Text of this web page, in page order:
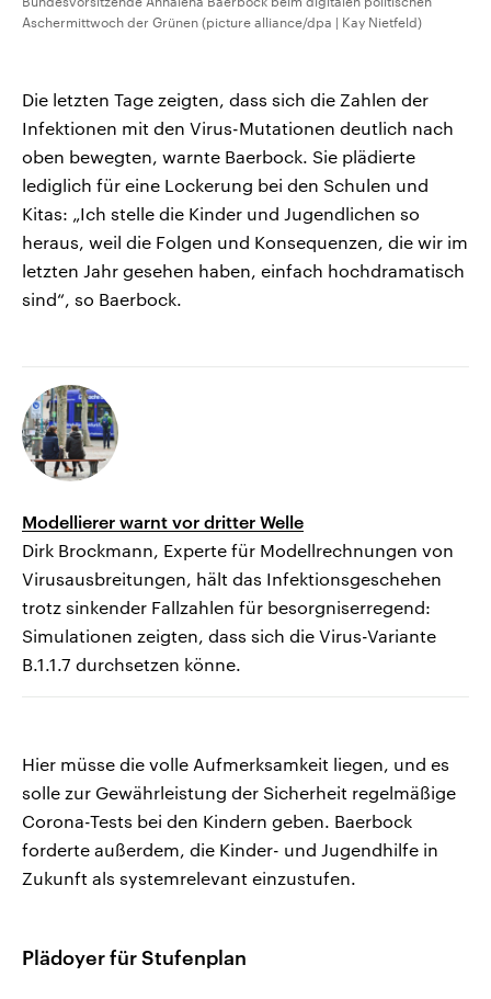
Aschermittwoch der Grünen (picture alliance/dpa | Kay Nietfeld)
Die letzten Tage zeigten, dass sich die Zahlen der
Infektionen mit den Virus-Mutationen deutlich nach
oben bewegten, warnte Baerbock. Sie plädierte
lediglich für eine Lockerung bei den Schulen und
Kitas: „Ich stelle die Kinder und Jugendlichen so
heraus, weil die Folgen und Konsequenzen, die wir im
letzten Jahr gesehen haben, einfach hochdramatisch
sind“, so Baerbock.
Modellierer warnt vor dritter Welle
Dirk Brockmann, Experte für Modellrechnungen von
Virusausbreitungen, hält das Infektionsgeschehen
trotz sinkender Fallzahlen für besorgniserregend:
Simulationen zeigten, dass sich die Virus-Variante
B.1.1.7 durchsetzen könne.
Hier müsse die volle Aufmerksamkeit liegen, und es
solle zur Gewährleistung der Sicherheit regelmäßige
Corona-Tests bei den Kindern geben. Baerbock
forderte außerdem, die Kinder- und Jugendhilfe in
Zukunft als systemrelevant einzustufen.
Plädoyer für Stufenplan